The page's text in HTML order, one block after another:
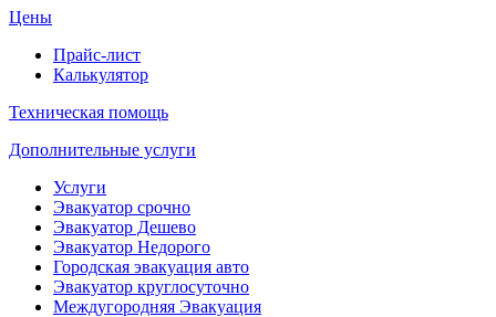
Цены
Прайс-лист
Калькулятор
Техническая помощь
Дополнительные услуги
Услуги
Эвакуатор срочно
Эвакуатор Дешево
Эвакуатор Недорого
Городская эвакуация авто
Эвакуатор круглосуточно
Междугородняя Эвакуация